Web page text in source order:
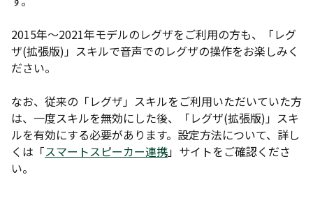
2015年～2021年モデルのレグザをご利用の方も、「レグ
ザ(拡張版)」スキルで音声でのレグザの操作をお楽しみく
ださい。
なお、従来の「レグザ」スキルをご利用いただいていた方
は、一度スキルを無効にした後、「レグザ(拡張版)」スキ
ルを有効にする必要があります。設定方法について、詳し
くは「スマートスピーカー連携」サイトをご確認くださ
い。